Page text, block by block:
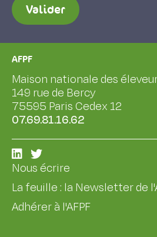
Valider
AFPF
Maison nationale des
149 rue de Bercy
75595 Paris Cedex 12
07.69.81.16.62
Nous écrire
La feuille : la Newsletter de
Adhérer à l'AFPF